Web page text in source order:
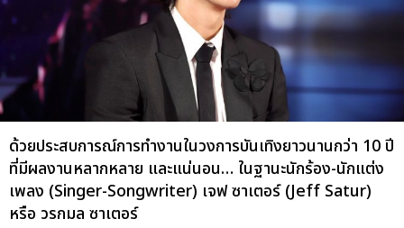
ด้วยประสบการณ์การทำงานในวงการบันเทิงยาวนานกว่า 10 ปี
ที่มีผลงานหลากหลาย และแน่นอน… ในฐานะนักร้อง-นักแต่ง
เพลง (Singer-Songwriter) เจฟ ซาเตอร์ (Jeff Satur)
หรือ วรกมล ซาเตอร์